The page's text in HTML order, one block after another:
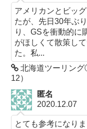
アメリカンとビッ
たが、先日30年ぶ
り、GSを衝動的に
がほしくて散策し
た。私...
北海道ツーリン
12）
匿名
2020.12.07
とても参考になりま